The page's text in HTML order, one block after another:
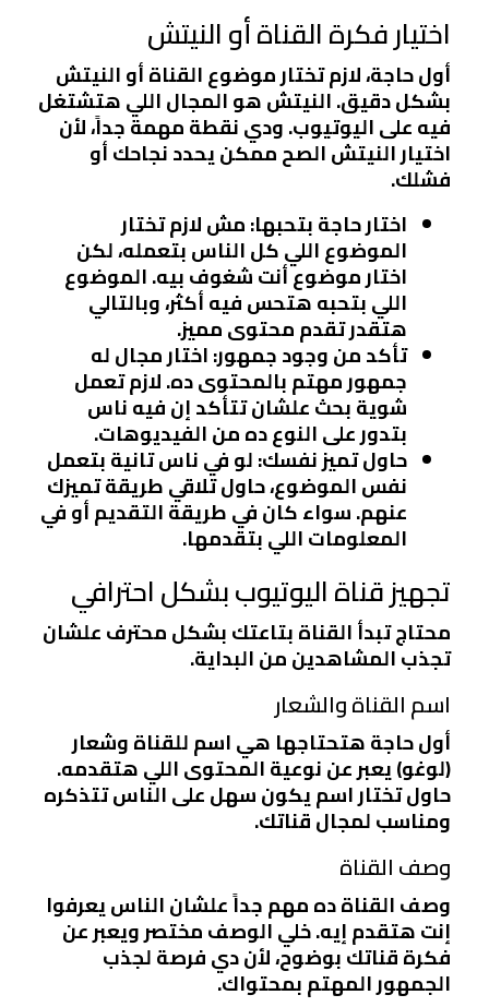
اختيار فكرة القناة أو النيتش
أول حاجة، لازم تختار موضوع القناة أو النيتش
بشكل دقيق. النيتش هو المجال اللي هتشتغل
فيه على اليوتيوب. ودي نقطة مهمة جداً، لأن
اختيار النيتش الصح ممكن يحدد نجاحك أو
فشلك.
اختار حاجة بتحبها: مش لازم تختار
الموضوع اللي كل الناس بتعمله، لكن
اختار موضوع أنت شغوف بيه. الموضوع
اللي بتحبه هتحس فيه أكثر، وبالتالي
هتقدر تقدم محتوى مميز.
تأكد من وجود جمهور: اختار مجال له
جمهور مهتم بالمحتوى ده. لازم تعمل
شوية بحث علشان تتأكد إن فيه ناس
بتدور على النوع ده من الفيديوهات.
حاول تميز نفسك: لو في ناس تانية بتعمل
نفس الموضوع، حاول تلاقي طريقة تميزك
عنهم. سواء كان في طريقة التقديم أو في
المعلومات اللي بتقدمها.
تجهيز قناة اليوتيوب بشكل احترافي
محتاج تبدأ القناة بتاعتك بشكل محترف علشان
تجذب المشاهدين من البداية.
اسم القناة والشعار
أول حاجة هتحتاجها هي اسم للقناة وشعار
(لوغو) يعبر عن نوعية المحتوى اللي هتقدمه.
حاول تختار اسم يكون سهل على الناس تتذكره
ومناسب لمجال قناتك.
وصف القناة
وصف القناة ده مهم جداً علشان الناس يعرفوا
إنت هتقدم إيه. خلي الوصف مختصر ويعبر عن
فكرة قناتك بوضوح، لأن دي فرصة لجذب
الجمهور المهتم بمحتواك.